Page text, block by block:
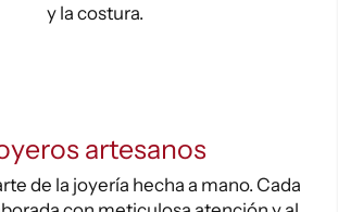
y la costura.
artesanos
de la joyería hecha a mano. Cada